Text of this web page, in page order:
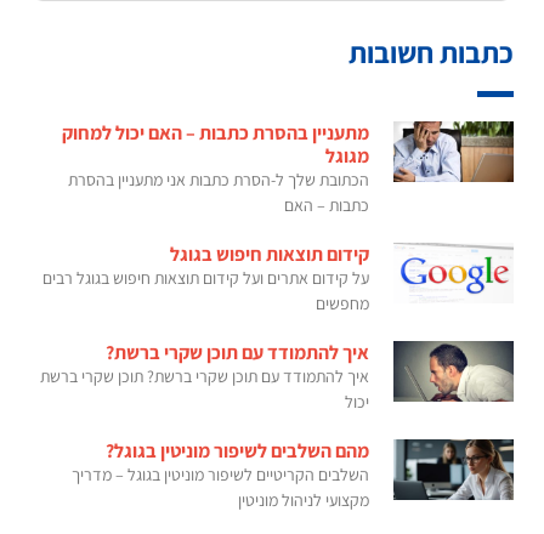
כתבות חשובות
מתעניין בהסרת כתבות – האם יכול למחוק
מגוגל
הכתובת שלך ל-הסרת כתבות אני מתעניין בהסרת
כתבות – האם
קידום תוצאות חיפוש בגוגל
על קידום אתרים ועל קידום תוצאות חיפוש בגוגל רבים
מחפשים
איך להתמודד עם תוכן שקרי ברשת?
איך להתמודד עם תוכן שקרי ברשת? תוכן שקרי ברשת
יכול
מהם השלבים לשיפור מוניטין בגוגל?
השלבים הקריטיים לשיפור מוניטין בגוגל – מדריך
מקצועי לניהול מוניטין